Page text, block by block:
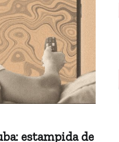
estampida de